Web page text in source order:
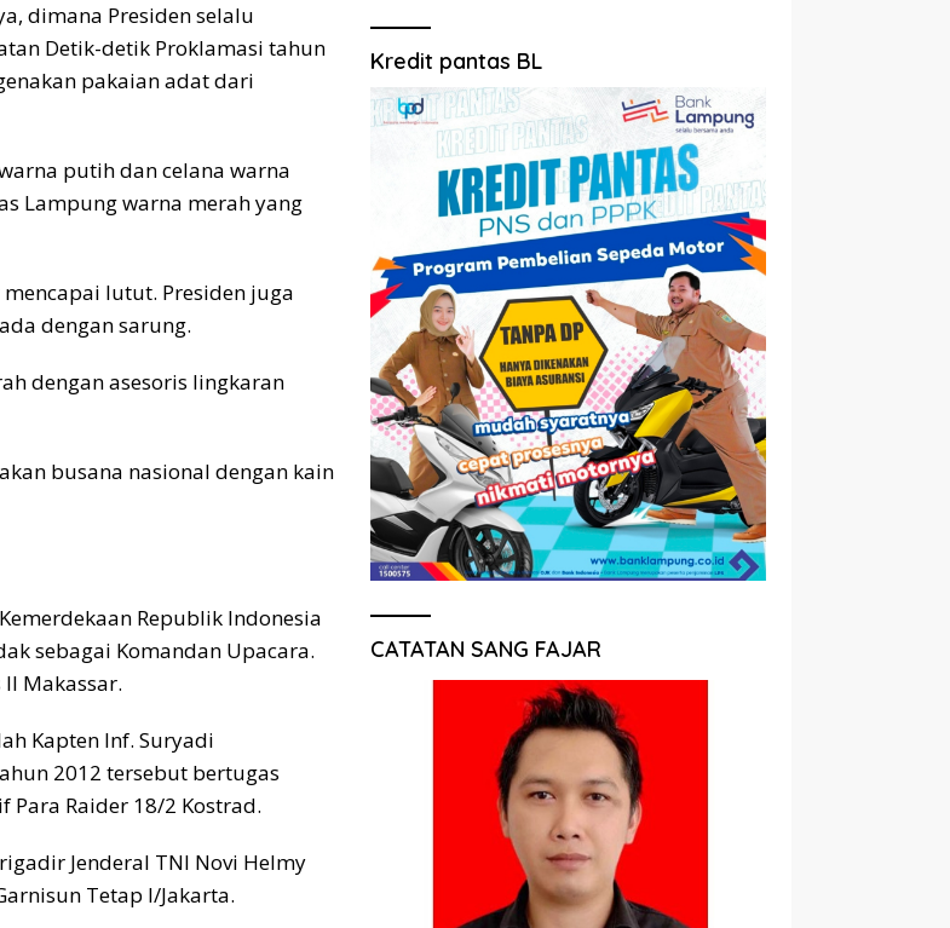
dimana Presiden selalu
Detik-detik Proklamasi tahun
pakaian adat dari
putih dan celana warna
Lampung warna merah yang
lutut. Presiden juga
dengan sarung.
dengan asesoris lingkaran
busana nasional dengan kain
Republik Indonesia
sebagai Komandan Upacara.
Makassar.
Kapten Inf. Suryadi
2012 tersebut bertugas
Raider 18/2 Kostrad.
Jenderal TNI Novi Helmy
Tetap I/Jakarta.
Kredit pantas BL
CATATAN SANG FAJAR